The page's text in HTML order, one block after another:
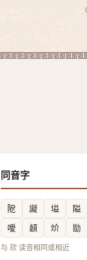
同音字
阸 譺 塧 隘
噯
䫦 炌 勓
与 欬 读音相同或相近